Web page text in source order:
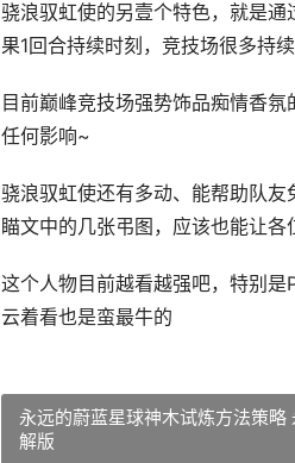
骁浪驭虹使的另壹个特色，就是
果1回合持续时刻，竞技场很多持
目前巅峰竞技场强势饰品痴情香
任何影响~
骁浪驭虹使还有多动、能帮助队
瞄文中的几张弔图，应该也能让
这个人物目前越看越强吧，特别
云着看也是蛮最牛的
永远的蔚蓝星球神木试炼方法策略
解版